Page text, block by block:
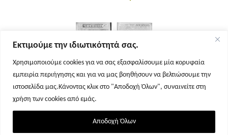
Εκτιμούμε την ιδιωτικότητά σας.
Χρησιμοποιούμε cookies για να σας εξασφαλίσουμε μία κορυφαία
εμπειρία περιήγησης και για να μας βοηθήσουν να βελτιώσουμε την
ιστοσελίδα μας.Κάνοντας κλικ στο "Αποδοχή Όλων", συναινείτε στη
χρήση των cookies από εμάς.
Αποδοχή Όλων
Σελίδα 1 Σελίδα 2